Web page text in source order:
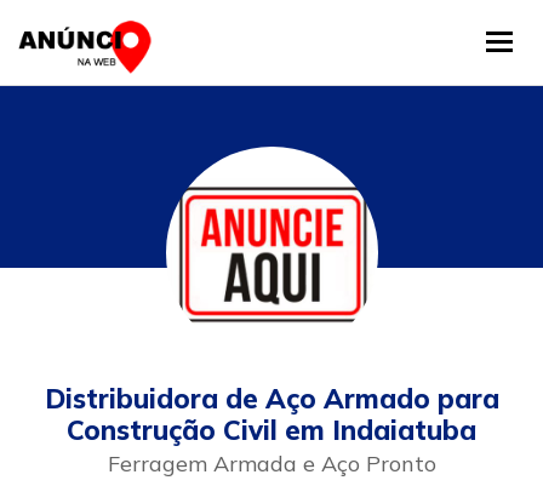
Distribuidora de Aço Armado para
Construção Civil em Indaiatuba
Ferragem Armada e Aço Pronto